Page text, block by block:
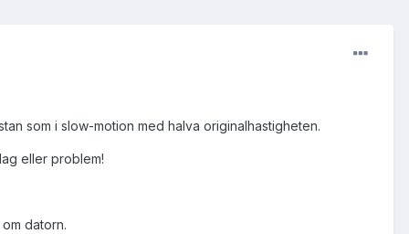
som i slow-motion med halva originalhastigheten.
eller problem!
datorn.